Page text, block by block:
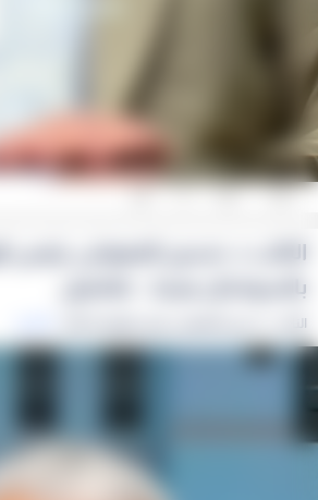
0
0
النائب د. حسين العموش: رئيس
بالسوشال ميديا... تفاصيل
النائب د. حسين العموش: رئيس الوزراء لا يتأثر ...